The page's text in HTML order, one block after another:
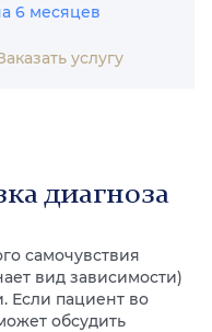
6 месяцев
услугу
диагноза
самочувствия
вид зависимости)
Если пациент во
обсудить